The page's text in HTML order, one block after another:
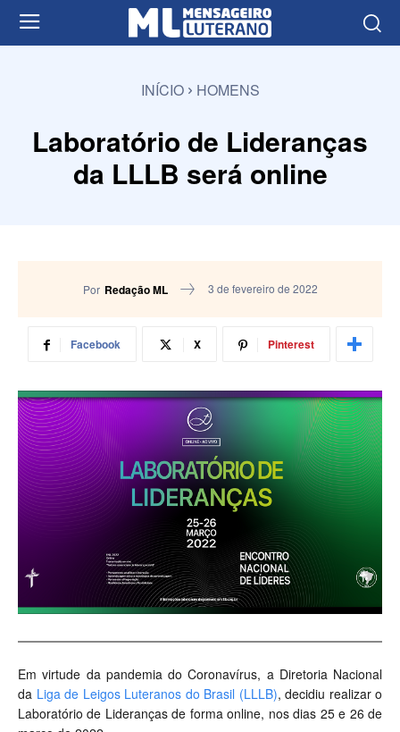
INÍCIO HOMENS
Laboratório de Lideranças
da LLLB será online
Por Redação ML 3 de fevereiro de 2022
Facebook X Pinterest
Em virtude da pandemia do Coronavírus, a Diretoria Nacional
da Liga de Leigos Luteranos do Brasil (LLLB), decidiu realizar o
Laboratório de Lideranças de forma online, nos dias 25 e 26 de